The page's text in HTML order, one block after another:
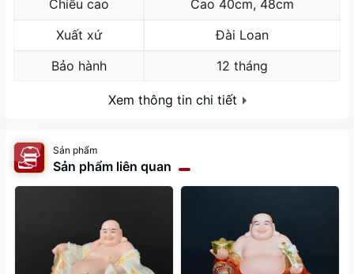
Chiều cao
Cao 40cm, 48cm
Xuất xứ
Đài Loan
Bảo hành
12 tháng
Xem thông tin chi tiết
Sản phẩm
Sản phẩm liên quan